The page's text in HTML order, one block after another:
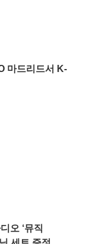
마드리드서 K-
오 ‘뮤직